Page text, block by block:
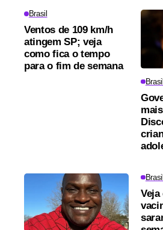
Brasil
Ventos de 109 km/h
atingem SP; veja
como fica o tempo
para o fim de semana
Brasil
Brasil